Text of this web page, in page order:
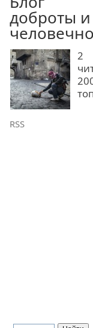
доброты и
2
RSS